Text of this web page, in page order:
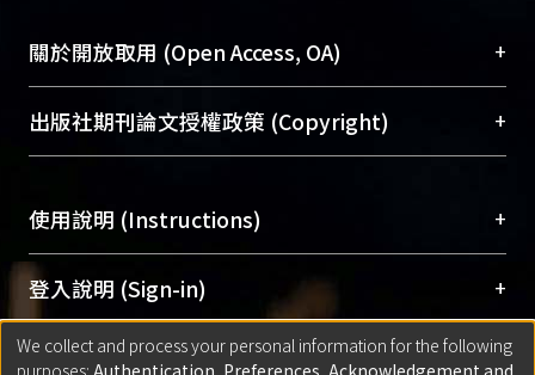
成果。
To permanently archive and promote researcher
profiles and scholarly works, Library integrates the
services of “NTU Repository” with “Academic
Sciences Library)
關於開放取用 (Open Access, OA) +
開放取用是從使用者角度提升資訊取用性的社會運
動，應用在學術研究上是透過將研究著作公開供使
用逐年攀升。同時可加速研究發展、提升研究影響
Archive）平台。 （點選深入了解OA）
出版社期刊論文授權政策 (Copyright) +
含部分內容的版權非匯入者所有，或由第三方贊
助與合作完成，請確認該版權所有者及第三方同
意提供此授權。
Please represent that the submission is your
original work, and that you have the right to
使用說明 (Instructions) +
網站簡介(Quickstart Guide)
使用手冊(Instruction Manual)
線上預約服務(Booking Service)
登入說明 (Sign-in) +
方案一：臺灣大學計算機中心帳號登入
匯入著作 (Submission) +
We collect and process your personal information for the following
purposes: Authentication, Preferences, Acknowledgement and